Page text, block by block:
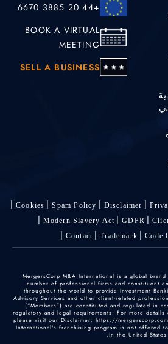
+44 20 3885 6670
BOOK A VIRTUAL
MEETING
SELL A BUSINESS
Disclaimer
Spam Policy
Cookies
GDPR
Modern Slavery Act
Code
Trademark
Contact
© 2025 MergersCorp M&A International is a global
number of professional firms and constituent
throughout the world to provide Investment
Advisory Services and other client-related
(“Members”) are constituted and regulated in
regulatory and legal requirements. For more
please visit our Disclaimer: https://
International's franchising program is not offered
in the United States.